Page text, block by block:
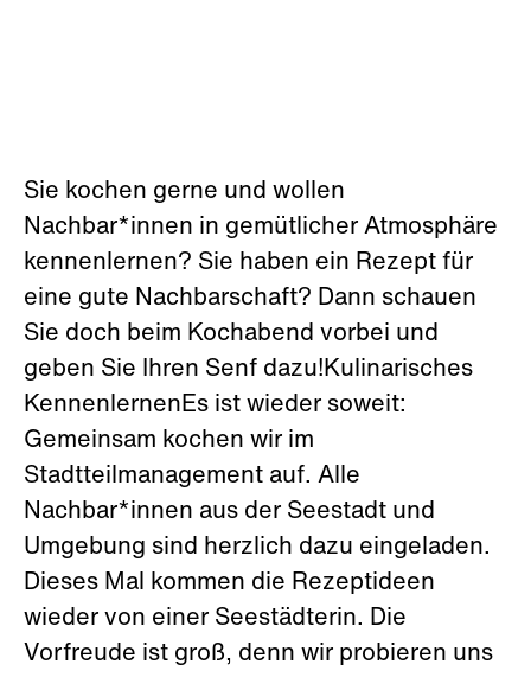
Sie kochen gerne und wollen
Nachbar*innen in gemütlicher Atmosphäre
kennenlernen? Sie haben ein Rezept für
eine gute Nachbarschaft? Dann schauen
Sie doch beim Kochabend vorbei und
geben Sie Ihren Senf dazu!Kulinarisches
KennenlernenEs ist wieder soweit:
Gemeinsam kochen wir im
Stadtteilmanagement auf. Alle
Nachbar*innen aus der Seestadt und
Umgebung sind herzlich dazu eingeladen.
Dieses Mal kommen die Rezeptideen
wieder von einer Seestädterin. Die
Vorfreude ist groß, denn wir probieren uns